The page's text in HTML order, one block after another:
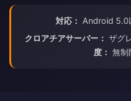
対応： Android 5.0
クロアチアサーバー： ザグ
度： 無